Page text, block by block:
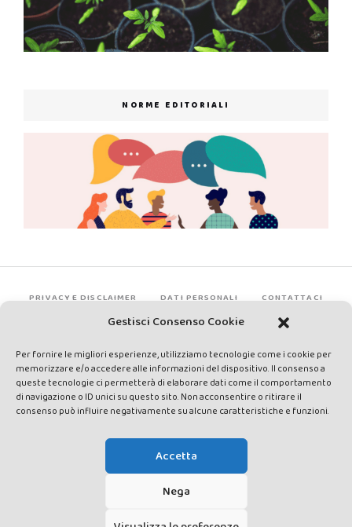
Gestisci Consenso Cookie
Per fornire le migliori esperienze, utilizziamo tecnologie come i cookie per
memorizzare e/o accedere alle informazioni del dispositivo. Il consenso a
queste tecnologie ci permetterà di elaborare dati come il comportamento
di navigazione o ID unici su questo sito. Non acconsentire o ritirare il
consenso può influire negativamente su alcune caratteristiche e funzioni.
Accetta
Nega
NORME EDITORIALI
PRIVACY E DISCLAIMER DATI PERSONALI CONTATTACI
rights reserved - Testata registrata presso il Tribunale di Siena con
autorizzazione n°1 del 12/04/2014 - Direttrice Responsabile: Chiara
Cacace - E-mail: direzione@lavaldichiana.it - Editore: Valdichiana
Media Srl – P.IVA e C.F. 01377300528 –